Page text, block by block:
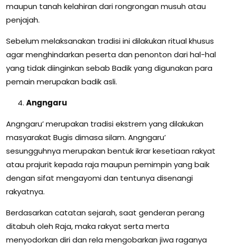
maupun tanah kelahiran dari rongrongan musuh atau
penjajah.
Sebelum melaksanakan tradisi ini dilakukan ritual khusus
agar menghindarkan peserta dan penonton dari hal-hal
yang tidak diinginkan sebab Badik yang digunakan para
pemain merupakan badik asli.
Angngaru
Angngaru’ merupakan tradisi ekstrem yang dilakukan
masyarakat Bugis dimasa silam. Angngaru’
sesungguhnya merupakan bentuk ikrar kesetiaan rakyat
atau prajurit kepada raja maupun pemimpin yang baik
dengan sifat mengayomi dan tentunya disenangi
rakyatnya.
Berdasarkan catatan sejarah, saat genderan perang
ditabuh oleh Raja, maka rakyat serta merta
menyodorkan diri dan rela mengobarkan jiwa raganya